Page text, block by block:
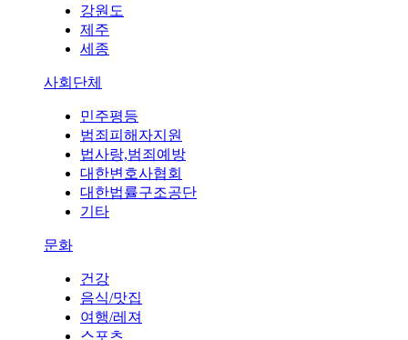
강원도
제주
세종
사회단체
민주평등
범죄피해자지원
법사랑,범죄예방
대한변호사협회
대한법률구조공단
기타
문화
건강
음식/맛집
여행/레져
스포츠